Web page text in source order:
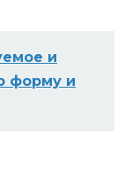
и
форму и